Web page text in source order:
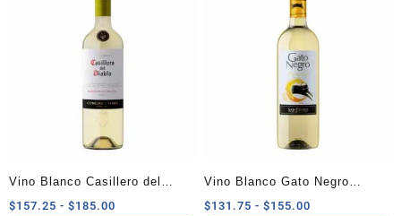
$215.00
hasta
$99.00
Vino Blanco Casillero del
Diablo Sauvignon Blanc 750ml
$157.25 - $185.00
Vino Blanco Gato Negro
Chardonnay 750ml
$131.75 - $155.00